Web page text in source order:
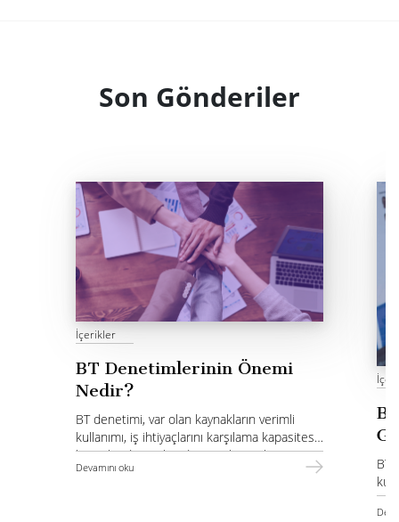
Son Gönderiler
İçerikler
BT Denetimlerinin Önemi
Nedir?
BT denetimi, var olan kaynakların verimli
kullanımı, iş ihtiyaçlarını karşılama kapasitesi,
bu noktada yapılan denetimler, onların
kurumsal mimarisinin sağlıklı oluşturulması
Devamını oku
BT